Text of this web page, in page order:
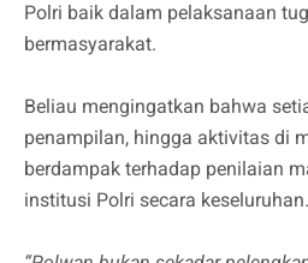
Polri baik dalam pelaksanaan
bermasyarakat.
Beliau mengingatkan bahwa
penampilan, hingga aktivitas di
berdampak terhadap penilaian
institusi Polri secara keseluruhan.